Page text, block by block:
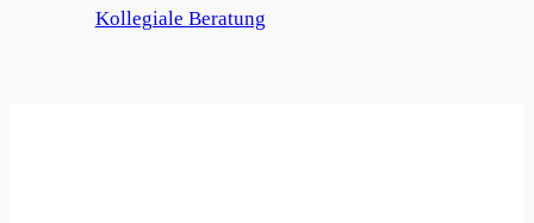
Kollegiale Beratung